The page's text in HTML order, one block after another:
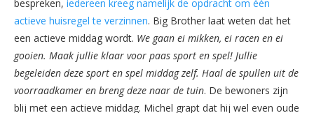
bespreken, iedereen kreeg namelijk de opdracht om één
actieve huisregel te verzinnen. Big Brother laat weten dat het
een actieve middag wordt. We gaan ei mikken, ei racen en ei
gooien. Maak jullie klaar voor paas sport en spel! Jullie
begeleiden deze sport en spel middag zelf. Haal de spullen uit de
voorraadkamer en breng deze naar de tuin. De bewoners zijn
blij met een actieve middag. Michel grapt dat hij wel even oude